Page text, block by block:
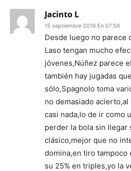
Jacinto L
15 septiembre 2019 En 07:56
Desde luego no parece
Laso tengan mucho
jóvenes,Núñez parece
también hay jugadas
sólo,Spagnolo toma
no demasiado
casi nada,lo de ir como
perder la bola sin llegar
clásico,mejor que no
domina,en tiro
su 25% en triples,yo la